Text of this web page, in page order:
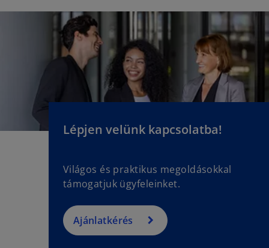
Lépjen velünk kapcsolatba!
Világos és praktikus megoldásokkal
támogatjuk ügyfeleinket.
Ajánlatkérés